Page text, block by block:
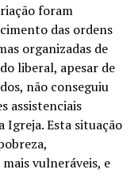
foram
das ordens
organizadas de
liberal, apesar de
não conseguiu
assistenciais
Igreja. Esta situação
vulneráveis, e